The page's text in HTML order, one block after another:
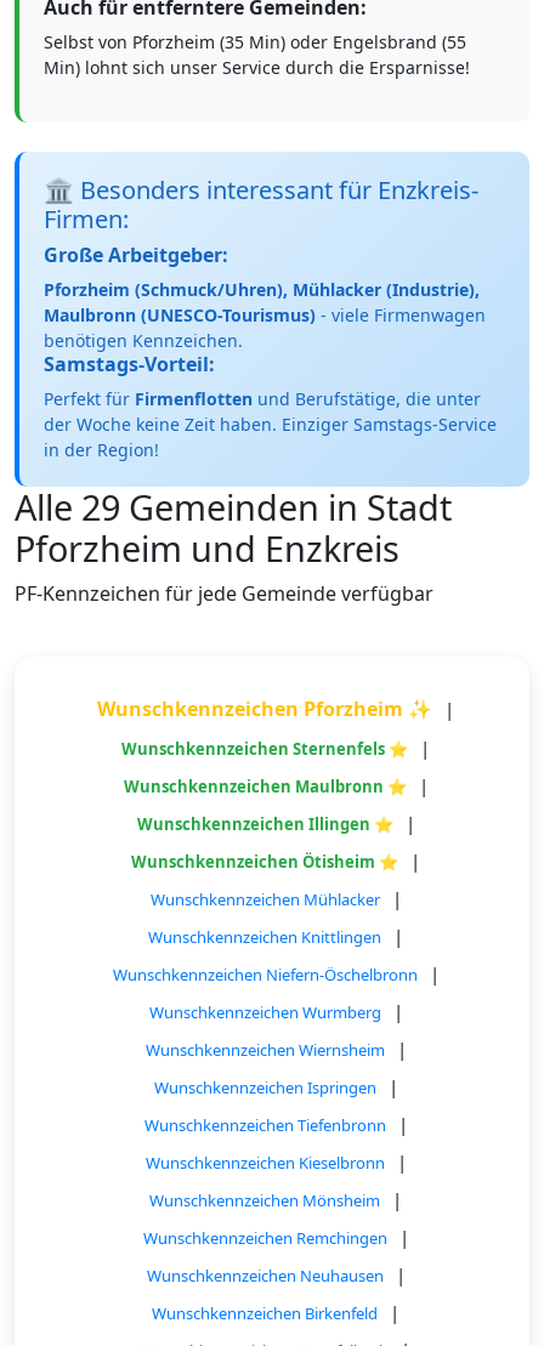
Auch für entferntere Gemeinden:
Selbst von Pforzheim (35 Min) oder Engelsbrand (55
Min) lohnt sich unser Service durch die Ersparnisse!
🏛️ Besonders interessant für Enzkreis-
Firmen:
Große Arbeitgeber:
Pforzheim (Schmuck/Uhren), Mühlacker (Industrie),
Maulbronn (UNESCO-Tourismus) - viele Firmenwagen
benötigen Kennzeichen.
Samstags-Vorteil:
Perfekt für Firmenflotten und Berufstätige, die unter
der Woche keine Zeit haben. Einziger Samstags-Service
in der Region!
Alle 29 Gemeinden in Stadt
Pforzheim und Enzkreis
PF-Kennzeichen für jede Gemeinde verfügbar
Wunschkennzeichen Pforzheim ✨ |
Wunschkennzeichen Sternenfels ⭐ |
Wunschkennzeichen Maulbronn ⭐ |
Wunschkennzeichen Illingen ⭐ |
Wunschkennzeichen Ötisheim ⭐ |
Wunschkennzeichen Mühlacker |
Wunschkennzeichen Knittlingen |
Wunschkennzeichen Niefern-Öschelbronn |
Wunschkennzeichen Wurmberg |
Wunschkennzeichen Wiernsheim |
Wunschkennzeichen Ispringen |
Wunschkennzeichen Tiefenbronn |
Wunschkennzeichen Kieselbronn |
Wunschkennzeichen Mönsheim |
Wunschkennzeichen Remchingen |
Wunschkennzeichen Neuhausen |
Wunschkennzeichen Birkenfeld |